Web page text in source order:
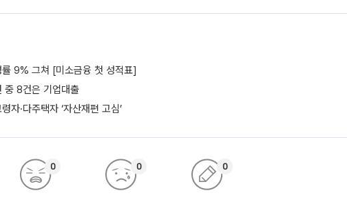
9% 그쳐 [미소금융 첫 성적표]
중 8건은 기업대출
자·다주택자 ‘자산재편 고심’
0 0 0